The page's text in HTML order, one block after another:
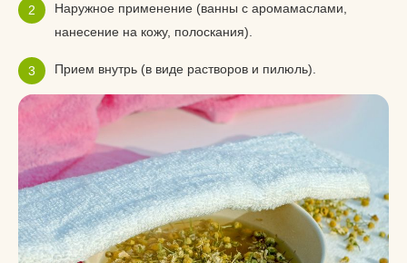
Наружное применение (ванны с аромамаслами,
нанесение на кожу, полоскания).
Прием внутрь (в виде растворов и пилюль).